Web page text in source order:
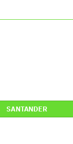
SANTANDER